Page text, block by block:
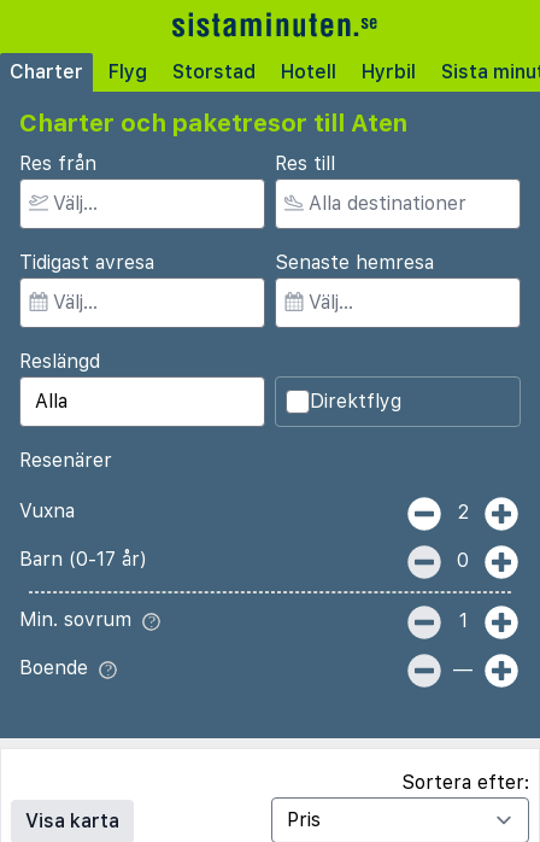
Charter Flyg Storstad Hotell Hyrbil Sista
Charter och paketresor till Aten
Res från Res till
Tidigast avresa Senaste hemresa
Reslängd
Direktflyg
Resenärer
Vuxna 2
Barn (0-17 år) 0
Min. sovrum 1
Boende —
Visa karta
Sortera efter: